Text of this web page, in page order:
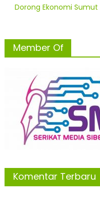
Dorong Ekonomi Sumut
Member Of
Komentar Terbaru